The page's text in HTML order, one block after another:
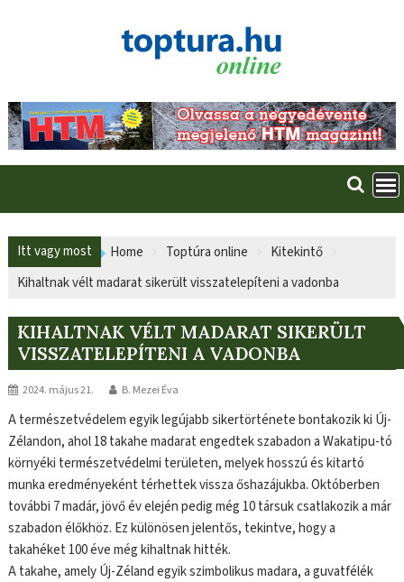
Itt vagy most Home Toptúra online
Kitekintő
Kihaltnak vélt madarat sikerült visszatelepíteni a vadonba
KIHALTNAK VÉLT MADARAT SIKERÜLT
VISSZATELEPÍTENI A VADONBA
2024. május 21. B. Mezei Éva
A természetvédelem egyik legújabb sikertörténete bontakozik ki Új-
Zélandon, ahol 18 takahe madarat engedtek szabadon a Wakatipu-tó
környéki természetvédelmi területen, melyek hosszú és kitartó
munka eredményeként térhettek vissza őshazájukba. Októberben
további 7 madár, jövő év elején pedig még 10 társuk csatlakozik a már
szabadon élőkhöz. Ez különösen jelentős, tekintve, hogy a
takahéket 100 éve még kihaltnak hitték.
A takahe, amely Új-Zéland egyik szimbolikus madara, a guvatfélék